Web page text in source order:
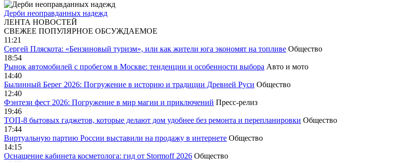
Дерби неоправданных надежд
ЛЕНТА НОВОСТЕЙ
СВЕЖЕЕ ПОПУЛЯРНОЕ ОБСУЖДАЕМОЕ
11:21
Сергей Пляскота: «Бензиновый туризм», или как жители юга экономят на топливе Общество
18:54
Рынок автомобилей с пробегом в Москве: тенденции и особенности выбора Авто и мото
14:40
Былинный Берег 2026: Погружение в историю и традиции Древней Руси Общество
12:40
Фэнтези фест 2026: Погружение в мир магии и приключений Пресс-релиз
19:46
ТОП-8 бытовых гаджетов, которые делают дом удобнее без ремонта и перепланировки Общество
17:44
Виртуальную партию России выставили на продажу в интернете Общество
14:15
Оснащение кабинета косметолога: гид от Stormoff 2026 Общество